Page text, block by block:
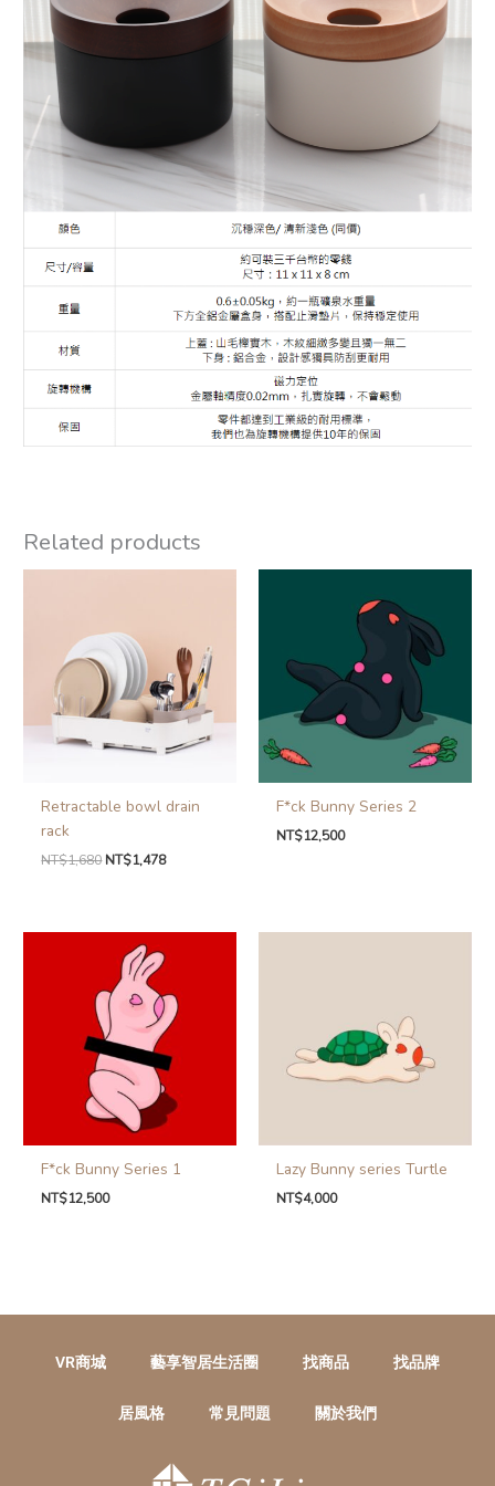
Related products
Retractable bowl drain
rack
NT$1,680 NT$1,478
F*ck Bunny Series 2
NT$12,500
F*ck Bunny Series 1
NT$12,500
Lazy Bunny series Turtle
NT$4,000
VR商城 藝享智居生活圈 找商品 找品牌
居風格 常見問題 關於我們